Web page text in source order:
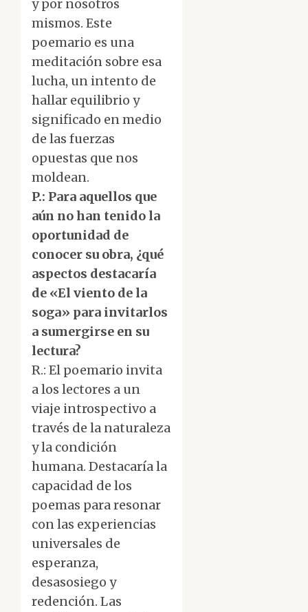
y por nosotros
mismos. Este
poemario es una
meditación sobre esa
lucha, un intento de
hallar equilibrio y
significado en medio
de las fuerzas
opuestas que nos
moldean.
P.: Para aquellos que
aún no han tenido la
oportunidad de
conocer su obra, ¿qué
aspectos destacaría
de «El viento de la
soga» para invitarlos
a sumergirse en su
lectura?
R.: El poemario invita
a los lectores a un
viaje introspectivo a
través de la naturaleza
y la condición
humana. Destacaría la
capacidad de los
poemas para resonar
con las experiencias
universales de
esperanza,
desasosiego y
redención. Las